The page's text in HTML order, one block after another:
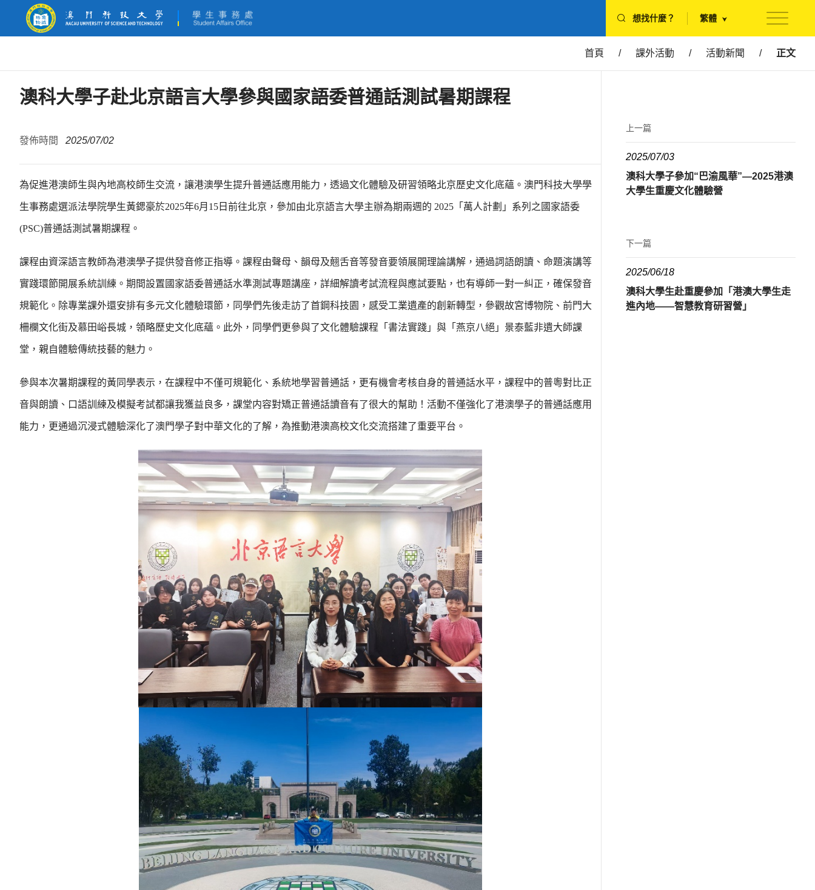
想找什麼？ 繁體
首頁 / 課外活動 / 活動新聞 / 正文
澳科大學子赴北京語言大學參與國家語委普通話測試暑期課程
發佈時間 2025/07/02
為促進港澳師生與內地高校師生交流，讓港澳學生提升普通話應用能力，透過文化體驗及研習領略北京歷史文化底蘊。澳門科技大學學
生事務處選派法學院學生黃鍶豪於2025年6月15日前往北京，參加由北京語言大學主辦為期兩週的 2025「萬人計劃」系列之國家語委
(PSC)普通話測試暑期課程。
課程由資深語言教師為港澳學子提供發音修正指導。課程由聲母、韻母及翹舌音等發音要領展開理論講解，通過詞語朗讀、命題演講等
實踐環節開展系統訓練。期間設置國家語委普通話水準測試專題講座，詳細解讀考試流程與應試要點，也有導師一對一糾正，確保發音
規範化。除專業課外還安排有多元文化體驗環節，同學們先後走訪了首鋼科技園，感受工業遺產的創新轉型，參觀故宮博物院、前門大
柵欄文化街及慕田峪長城，領略歷史文化底蘊。此外，同學們更參與了文化體驗課程「書法實踐」與「燕京八絕」景泰藍非遺大師課
堂，親自體驗傳統技藝的魅力。
參與本次暑期課程的黃同學表示，在課程中不僅可規範化、系統地學習普通話，更有機會考核自身的普通話水平，課程中的普粵對比正
音與朗讀、口語訓練及模擬考試都讓我獲益良多，課堂内容對矯正普通話讀音有了很大的幫助！活動不僅強化了港澳學子的普通話應用
能力，更通過沉浸式體驗深化了澳門學子對中華文化的了解，為推動港澳高校文化交流搭建了重要平台。
上一篇
2025/07/03
澳科大學子參加“巴渝風華”—2025港澳
大學生重慶文化體驗營
下一篇
2025/06/18
澳科大學生赴重慶參加「港澳大學生走
進內地——智慧教育研習營」